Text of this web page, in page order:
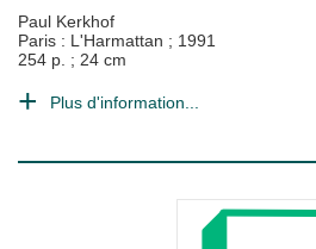
Paul Kerkhof
Paris : L'Harmattan ; 1991
254 p. ; 24 cm
Plus d'information...